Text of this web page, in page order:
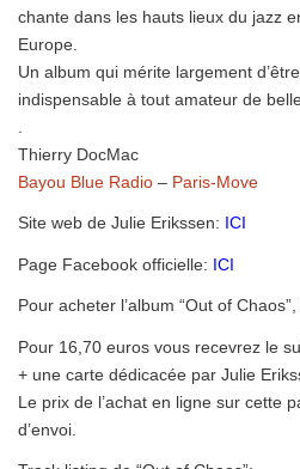
chante dans les hauts lieux du jazz
Europe.
Un album qui mérite largement
indispensable à tout amateur de
Thierry DocMac
Bayou Blue Radio – Paris-Move
Site web de Julie Erikssen: ICI
Page Facebook officielle: ICI
Pour acheter l’album “Out of
Pour 16,70 euros vous recevrez le
+ une carte dédicacée par Julie
​Le prix de l’achat en ligne sur cette
d’envoi.